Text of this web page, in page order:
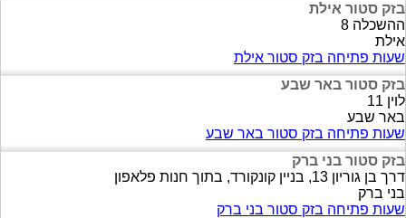
בזק סטור אילת
ההשכלה 8
אילת
שעות פתיחה בזק סטור אילת
בזק סטור באר שבע
לוין 11
באר שבע
שעות פתיחה בזק סטור באר שבע
בזק סטור בני ברק
דרך בן גוריון 13, בניין קונקורד, בתוך חנות פלאפון
בני ברק
שעות פתיחה בזק סטור בני ברק